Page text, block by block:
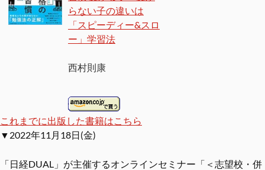
らない子の違いは
「スピーディー&スロ
ー」学習法
西村則康
これまでに出版した書籍はこちら
▼2022年11月18日(金)
「日経DUAL」が主催するオンラインセミナー「＜志望校・併